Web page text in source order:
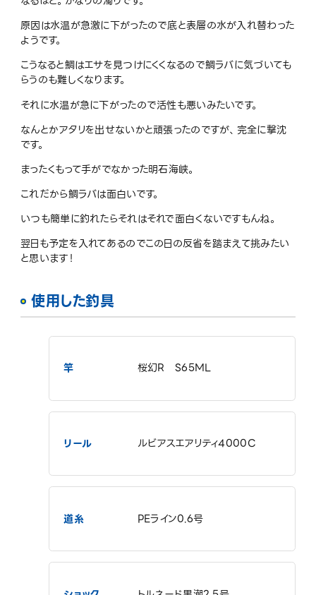
原因は水温が急激に下がったので底と表層の水が入れ替わった
ようです。
こうなると鯛はエサを見つけにくくなるので鯛ラバに気づいても
らうのも難しくなります。
それに水温が急に下がったので活性も悪いみたいです。
なんとかアタリを出せないかと頑張ったのですが、完全に撃沈
です。
まったくもって手がでなかった明石海峡。
これだから鯛ラバは面白いです。
いつも簡単に釣れたらそれはそれで面白くないですもんね。
翌日も予定を入れてあるのでこの日の反省を踏まえて挑みたい
と思います！
使用した釣具
竿 桜幻R S65ML
リール ルビアスエアリティ4000C
道糸 PEライン0.6号